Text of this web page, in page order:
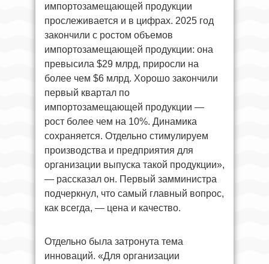
импортозамещающей продукции
прослеживается и в цифрах. 2025 год
закончили с ростом объемов
импортозамещающей продукции: она
превысила $29 млрд, приросли на
более чем $6 млрд. Хорошо закончили
первый квартал по
импортозамещающей продукции —
рост более чем на 10%. Динамика
сохраняется. Отдельно стимулируем
производства и предприятия для
организации выпуска такой продукции»,
— рассказал он. Первый замминистра
подчеркнул, что самый главный вопрос,
как всегда, — цена и качество.
Отдельно была затронута тема
инноваций. «Для организации